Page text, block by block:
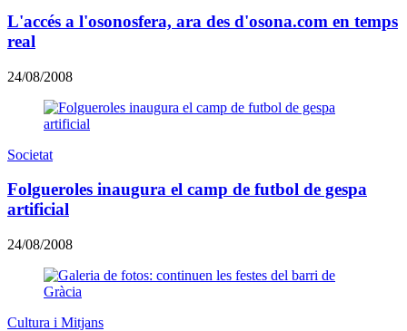
L'accés a l'osonosfera, ara des d'osona.com en temps
real
24/08/2008
Societat
Folgueroles inaugura el camp de futbol de gespa
artificial
24/08/2008
Cultura i Mitjans